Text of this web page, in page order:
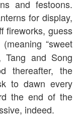
and festoons.
for display,
fireworks, guess
(meaning “sweet
Tang and Song
thereafter, the
to dawn every
the end of the
indeed.